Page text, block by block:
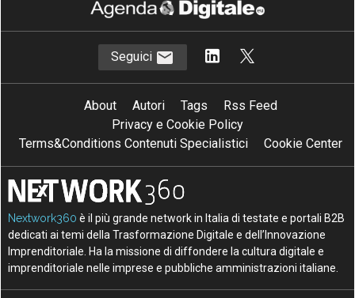
Seguici
About Autori Tags
Rss Feed
Privacy e Cookie Policy
Terms&Conditions Contenuti Specialistici
Cookie Center
Nextwork360 è il più grande network in Italia di testate e portali B2B
dedicati ai temi della Trasformazione Digitale e dell’Innovazione
Imprenditoriale. Ha la missione di diffondere la cultura digitale e
imprenditoriale nelle imprese e pubbliche amministrazioni italiane.